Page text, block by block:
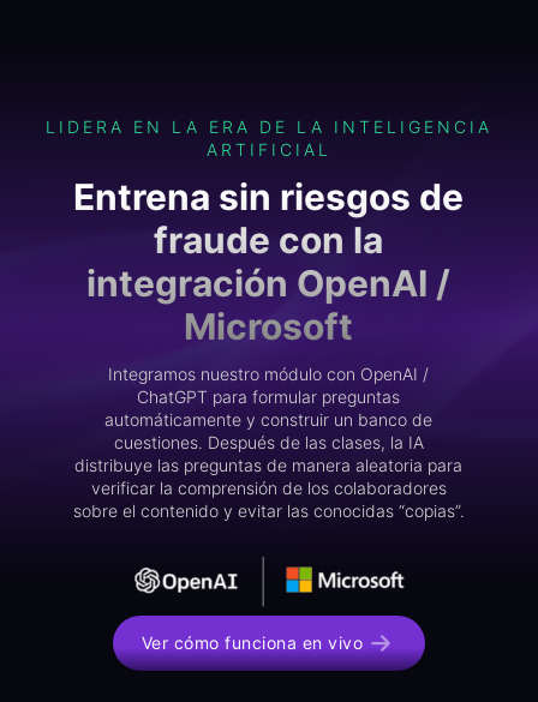
LIDERA EN LA ERA DE LA INTELIGENCIA
ARTIFICIAL
Entrena sin riesgos de
fraude con la
integración OpenAI /
Microsoft
Integramos nuestro módulo con OpenAI /
ChatGPT para formular preguntas
automáticamente y construir un banco de
cuestiones. Después de las clases, la IA
distribuye las preguntas de manera aleatoria para
verificar la comprensión de los colaboradores
sobre el contenido y evitar las conocidas “copias”.
Ver cómo funciona en vivo